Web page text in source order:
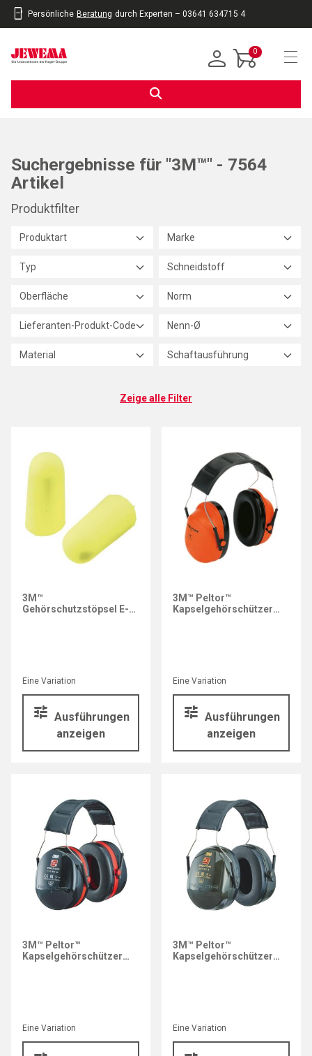
Persönliche Beratung durch Experten – 03641 634715 4
0
Suchergebnisse für "3M™" - 7564
Artikel
Produktfilter
Produktart Marke
Typ Schneidstoff
Oberfläche Norm
Lieferanten-Produkt-Code Nenn-Ø
Material Schaftausführung
Zeige alle Filter
Eine Variation
Ausführungen
anzeigen
3M™
Gehörschutzstöpsel E-A-
Eine Variation
Ausführungen
anzeigen
3M™ Peltor™
Kapselgehörschützer
Eine Variation
3M™ Peltor™
Kapselgehörschützer
Eine Variation
3M™ Peltor™
Kapselgehörschützer